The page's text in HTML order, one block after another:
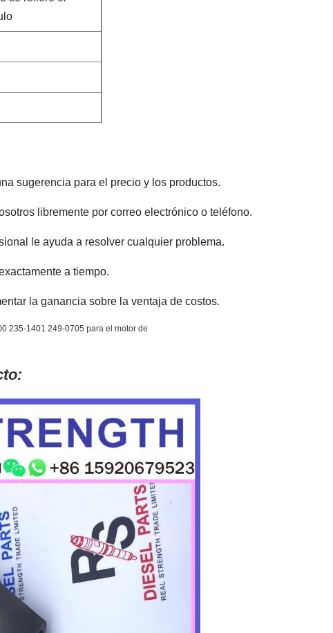
sugerencia para el precio y los productos.
libremente por correo electrónico o teléfono.
le ayuda a resolver cualquier problema.
a tiempo.
la ganancia sobre la ventaja de costos.